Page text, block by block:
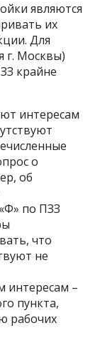
являются
их
Для
г. Москвы)
крайне
интересам
о
об
по ПЗЗ
что
не
интересам –
пункта,
рабочих